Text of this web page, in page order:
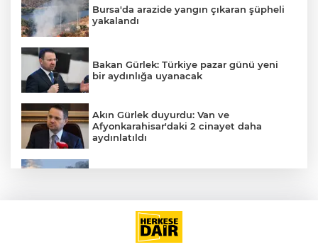
Bursa'da arazide yangın çıkaran şüpheli
yakalandı
Bakan Gürlek: Türkiye pazar günü yeni
bir aydınlığa uyanacak
Akın Gürlek duyurdu: Van ve
Afyonkarahisar'daki 2 cinayet daha
aydınlatıldı
İran'dan Müslümanlara kötü niyetli dış
güçlere karşı birleşme çağrısı